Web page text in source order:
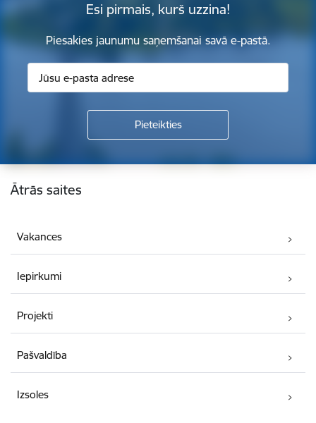
Esi pirmais, kurš uzzina!
Piesakies jaunumu saņemšanai savā e-pastā.
Kājene
Ātrās saites
Vakances
Iepirkumi
Projekti
Pašvaldība
Izsoles